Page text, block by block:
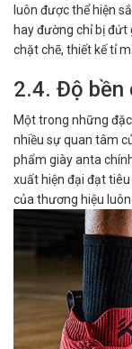
luôn được thể hiện
hay đường chỉ bị
chặt chẽ, thiết kế tỉ
2.4. Độ bền
Một trong những
nhiều sự quan tâm
phẩm giày anta
xuất hiện đại đạt
của thương hiệu